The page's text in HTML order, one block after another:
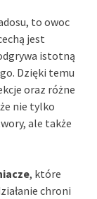
to owoc
jest
istotną
Dzięki temu
oraz różne
nie tylko
ale także
, które
chroni